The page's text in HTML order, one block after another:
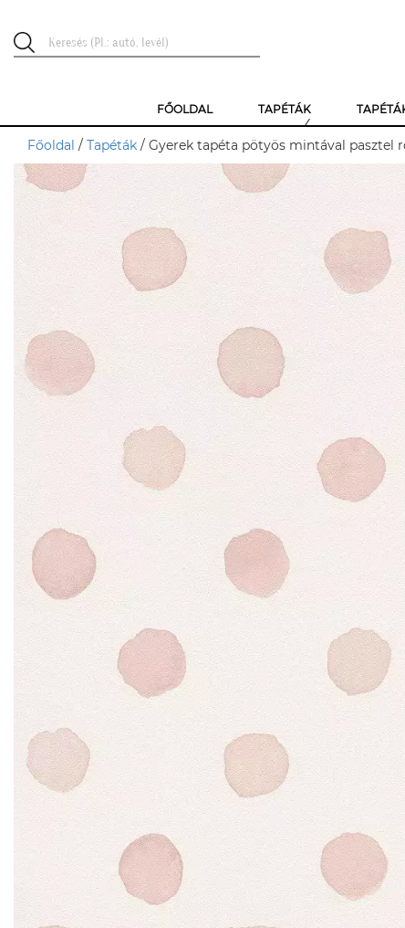
FŐOLDAL TAPÉTÁK
Főoldal / Tapéták / Gyerek tapéta pötyös mintával pasztel